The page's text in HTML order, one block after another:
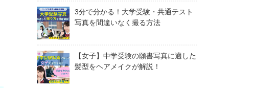
3分で分かる！大学受験・共通テスト
写真を間違いなく撮る方法
【女子】中学受験の願書写真に適した
髪型をヘアメイクが解説！